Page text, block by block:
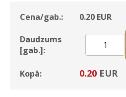
Cena/gab.: 0.20 EUR
Daudzums
[gab.]:
Kopā: 0.20 EUR